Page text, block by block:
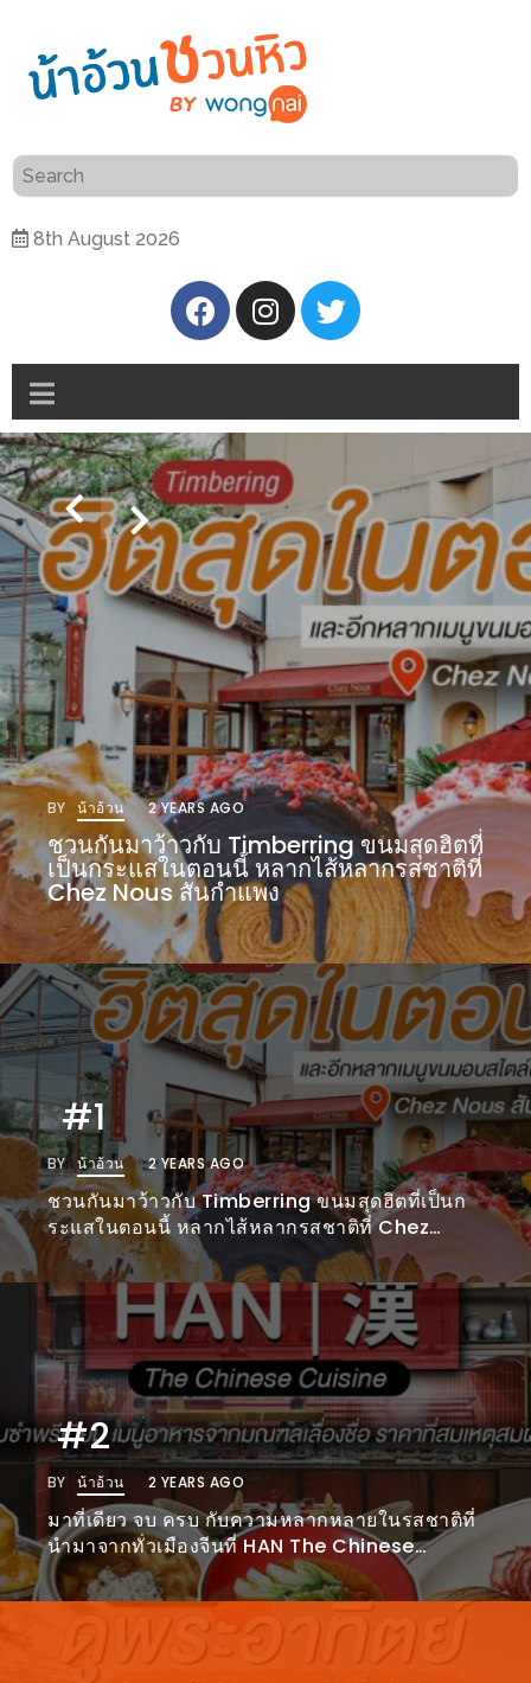
8th August 2026
แนะนำ
ติดต่อ
น้า
อ้วน
WONGNAI.COM
นโยบาย
ความ
เป็น
ส่วน
ตัว
ศิริ
ปัน
นาฯ
เชียงใหม่
#มา
เดิน
เล่น
กัน
มั้ย
ใน
ฐานะ
อะไร
ก็ได้
…
งาน
เดียว
ที่
ครบ
ครั้ง
ช้อป
ลล์
ชิม
ที่
HIMMA
MARKET
FESTIVAL
10
ร้าน
พ่อ
ค้า
แซ่บ
แม่ค้า
สวย
ร้าน
รวย
เสน่ห์
BY น้าอ้วน 2 YEARS AGO
ชวนกันมาว้าวกับ Timberring ขนมสุดฮิตที่
เป็นกระแสในตอนนี้ หลากไส้หลากรสชาติที่
Chez Nous สันกำแพง
#1
BY น้าอ้วน 2 YEARS AGO
ชวนกันมาว้าวกับ Timberring ขนมสุดฮิตที่เป็นก
ระแสในตอนนี้ หลากไส้หลากรสชาติที่ Chez
Nous สันกำแพง
#2
BY น้าอ้วน 2 YEARS AGO
มาที่เดียว จบ ครบ กับความหลากหลายในรสชาติที่
นำมาจากทั่วเมืองจีนที่ HAN The Chinese
Cuisine